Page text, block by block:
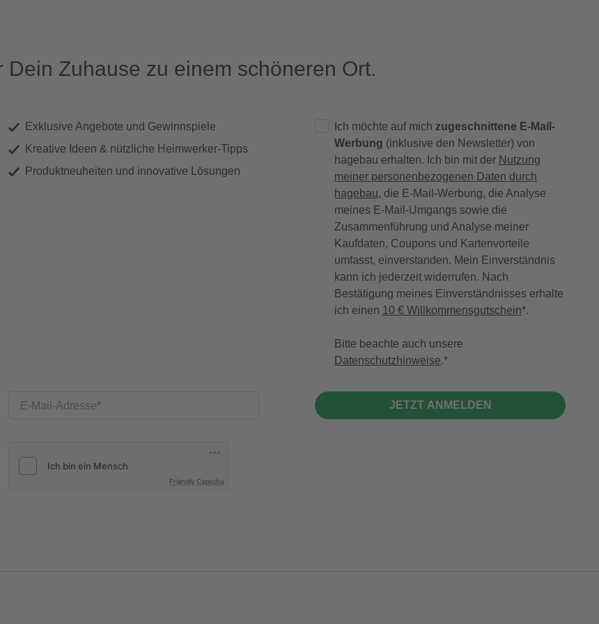
Zuhause zu einem schöneren Ort.
Exklusive Angebote und Gewinnspiele
Kreative Ideen & nützliche Heimwerker-Tipps
Produktneuheiten und innovative Lösungen
E-Mail-Adresse
Friendly Captcha
Ich möchte auf mich zugeschnittene E-Mail-
Werbung (inklusive den Newsletter) von
hagebau erhalten. Ich bin mit der Nutzung
meiner personenbezogenen Daten durch
hagebau, die E-Mail-Werbung, die Analyse
meines E-Mail-Umgangs sowie die
Zusammenführung und Analyse meiner
Kaufdaten, Coupons und Kartenvorteile
umfasst, einverstanden. Mein Einverständnis
kann ich jederzeit widerrufen. Nach
Bestätigung meines Einverständnisses erhalte
ich einen 10 € Willkommensgutschein*.
Bitte beachte auch unsere
Datenschutzhinweise.
JETZT ANMELDEN